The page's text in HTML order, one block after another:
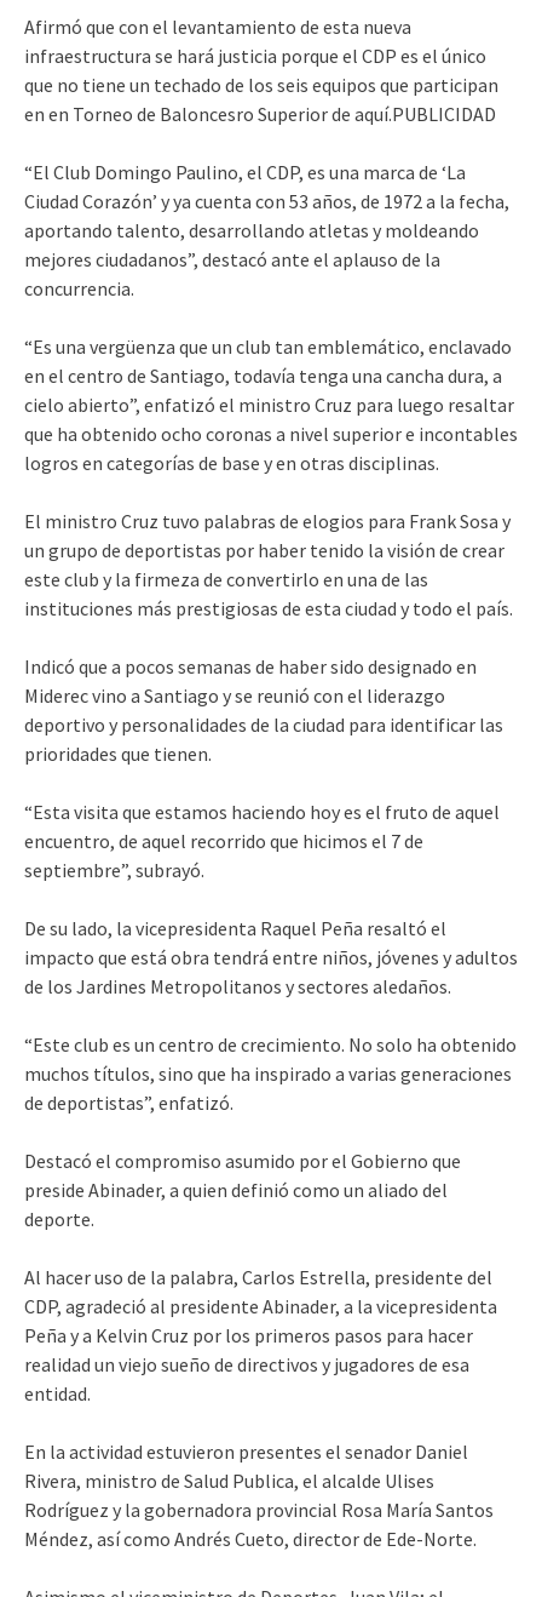
Afirmó que con el levantamiento de esta nueva
infraestructura se hará justicia porque el CDP es el único
que no tiene un techado de los seis equipos que participan
en en Torneo de Baloncesro Superior de aquí.PUBLICIDAD
“El Club Domingo Paulino, el CDP, es una marca de ‘La
Ciudad Corazón’ y ya cuenta con 53 años, de 1972 a la fecha,
aportando talento, desarrollando atletas y moldeando
mejores ciudadanos”, destacó ante el aplauso de la
concurrencia.
“Es una vergüenza que un club tan emblemático, enclavado
en el centro de Santiago, todavía tenga una cancha dura, a
cielo abierto”, enfatizó el ministro Cruz para luego resaltar
que ha obtenido ocho coronas a nivel superior e incontables
logros en categorías de base y en otras disciplinas.
El ministro Cruz tuvo palabras de elogios para Frank Sosa y
un grupo de deportistas por haber tenido la visión de crear
este club y la firmeza de convertirlo en una de las
instituciones más prestigiosas de esta ciudad y todo el país.
Indicó que a pocos semanas de haber sido designado en
Miderec vino a Santiago y se reunió con el liderazgo
deportivo y personalidades de la ciudad para identificar las
prioridades que tienen.
“Esta visita que estamos haciendo hoy es el fruto de aquel
encuentro, de aquel recorrido que hicimos el 7 de
septiembre”, subrayó.
De su lado, la vicepresidenta Raquel Peña resaltó el
impacto que está obra tendrá entre niños, jóvenes y adultos
de los Jardines Metropolitanos y sectores aledaños.
“Este club es un centro de crecimiento. No solo ha obtenido
muchos títulos, sino que ha inspirado a varias generaciones
de deportistas”, enfatizó.
Destacó el compromiso asumido por el Gobierno que
preside Abinader, a quien definió como un aliado del
deporte.
Al hacer uso de la palabra, Carlos Estrella, presidente del
CDP, agradeció al presidente Abinader, a la vicepresidenta
Peña y a Kelvin Cruz por los primeros pasos para hacer
realidad un viejo sueño de directivos y jugadores de esa
entidad.
En la actividad estuvieron presentes el senador Daniel
Rivera, ministro de Salud Publica, el alcalde Ulises
Rodríguez y la gobernadora provincial Rosa María Santos
Méndez, así como Andrés Cueto, director de Ede-Norte.